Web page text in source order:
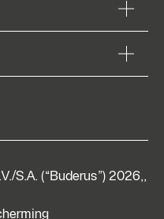
S.A. (“Buderus”) 2026,,